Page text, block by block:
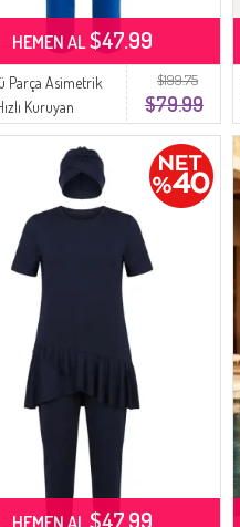
$199.75
$79.99
Parça Asimetrik
Kuruyan
Seti 2611-06
HEMEN AL$47.99
HEMEN AL$47.99